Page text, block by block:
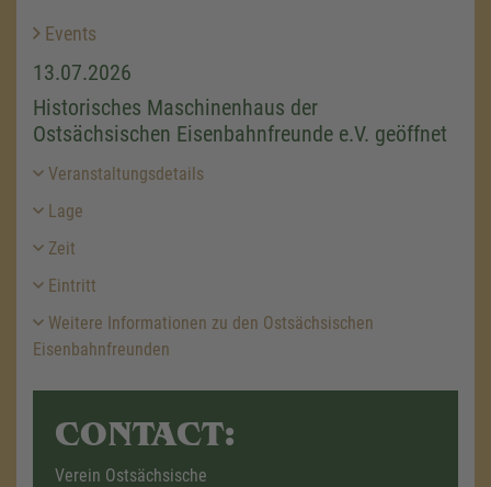
Events
13.07.2026
Historisches Maschinenhaus der
Ostsächsischen Eisenbahnfreunde e.V. geöffnet
Veranstaltungsdetails
Lage
Zeit
Eintritt
Weitere Informationen zu den Ostsächsischen
Eisenbahnfreunden
CONTACT:
Verein Ostsächsische